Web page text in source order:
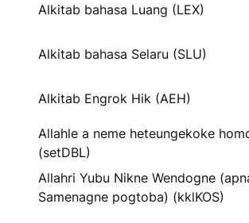
Alkitab bahasa Luang (LEX)
Alkitab bahasa Selaru (SLU)
Alkitab Engrok Hik (AEH)
Allahle a neme heteungekoke
(setDBL)
Allahri Yubu Nikne Wendogne
Samenagne pogtoba) (kklKOS)